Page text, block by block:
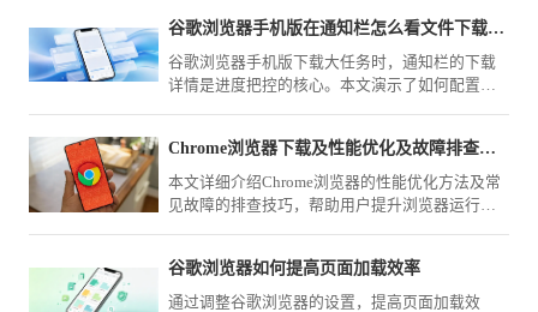
谷歌浏览器手机版在通知栏怎么看文件下载的具体百分比
谷歌浏览器手机版下载大任务时，通知栏的下载
详情是进度把控的核心。本文演示了如何配置显
使用。
Chrome浏览器下载及性能优化及故障排查实用详细教程
本文详细介绍Chrome浏览器的性能优化方法及常
见故障的排查技巧，帮助用户提升浏览器运行效
谷歌浏览器如何提高页面加载效率
通过调整谷歌浏览器的设置，提高页面加载效